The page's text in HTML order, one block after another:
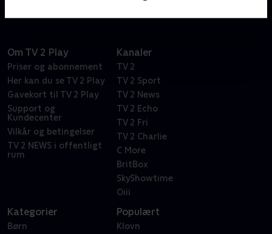
Om TV 2 Play
Priser og abonnement
Her kan du se TV 2 Play
Gavekort til TV 2 Play
Support og
Kundecenter
Vilkår og betingelser
TV 2 NEWS i offentligt
rum
Kanaler
TV 2
TV 2 Sport
TV 2 News
TV 2 Echo
TV 2 Fri
TV 2 Charlie
C More
BritBox
SkyShowtime
Oiii
Kategorier
Børn
Populært
Klovn